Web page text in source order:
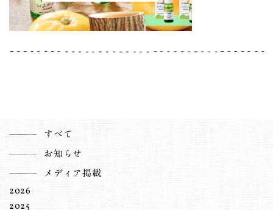
すべて
お知らせ
メディア掲載
2026
2025